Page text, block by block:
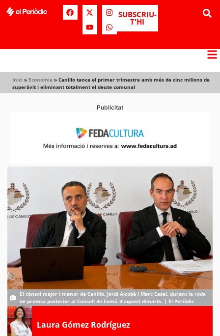
SUBSCRIU-
T'HI
Inici » Economia » Canillo tanca el primer trimestre amb més de cinc milions de
superàvit i eliminant totalment el deute comunal
Publicitat
El cònsol major i menor de Canillo, Jordi Alcobé i Marc Casal, durant la roda
de premsa posterior al Consell de Comú d'aquest dimarts. | El Periòdic
Laura Gómez Rodríguez